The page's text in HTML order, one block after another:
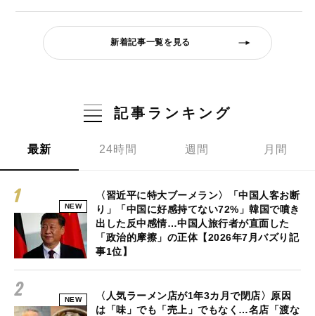
新着記事一覧を見る
記事ランキング
最新 24時間 週間 月間
NEW
〈習近平に特大ブーメラン〉「中国人客お断
り」「中国に好感持てない72%」韓国で噴き
出した反中感情…中国人旅行者が直面した
「政治的摩擦」の正体【2026年7月バズり記
事1位】
NEW
〈人気ラーメン店が1年3カ月で閉店〉原因
は「味」でも「売上」でもなく…名店「渡な